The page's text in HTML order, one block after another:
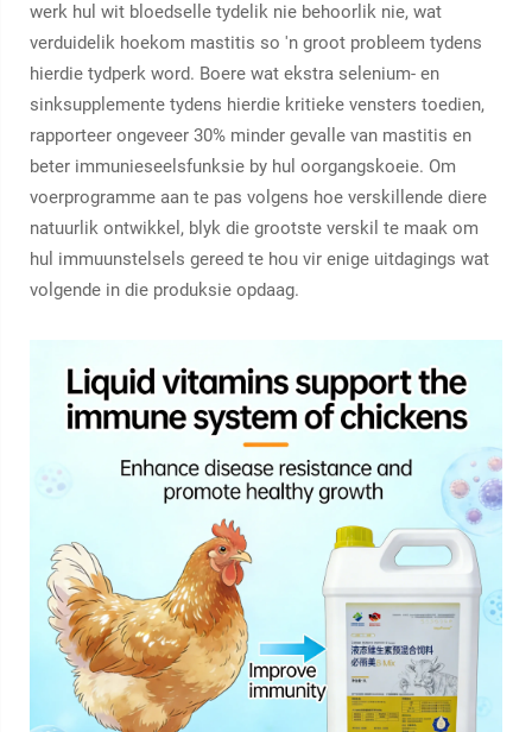
werk hul wit bloedselle tydelik nie behoorlik nie, wat
verduidelik hoekom mastitis so 'n groot probleem tydens
hierdie tydperk word. Boere wat ekstra selenium- en
sinksupplemente tydens hierdie kritieke vensters toedien,
rapporteer ongeveer 30% minder gevalle van mastitis en
beter immunieseelsfunksie by hul oorgangskoeie. Om
voerprogramme aan te pas volgens hoe verskillende diere
natuurlik ontwikkel, blyk die grootste verskil te maak om
hul immuunstelsels gereed te hou vir enige uitdagings wat
volgende in die produksie opdaag.